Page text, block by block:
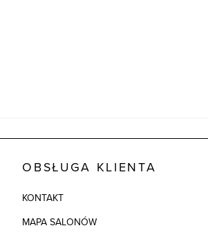
OBSŁUGA KLIENTA
KONTAKT
MAPA SALONÓW